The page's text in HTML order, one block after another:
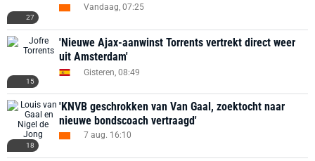
27
Vandaag, 07:25
15
'Nieuwe Ajax-aanwinst Torrents vertrekt direct weer
uit Amsterdam'
Gisteren, 08:49
18
'KNVB geschrokken van Van Gaal, zoektocht naar
nieuwe bondscoach vertraagd'
7 aug. 16:10